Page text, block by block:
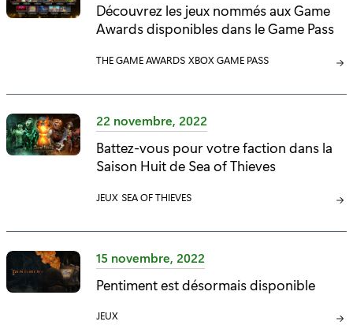
O
R
E
Découvrez les jeux nommés aux Game
Awards disponibles dans le Game Pass
C
T
G
O
R
E
THE GAME AWARDS C
T
G
O
R
E
XBOX GAME PASS
22 novembre, 2022
Battez-vous pour votre faction dans la
Saison Huit de Sea of Thieves
C
T
G
O
I
JEUX C
T
G
O
SEA OF THIEVES
15 novembre, 2022
Pentiment est désormais disponible
C
JEUX